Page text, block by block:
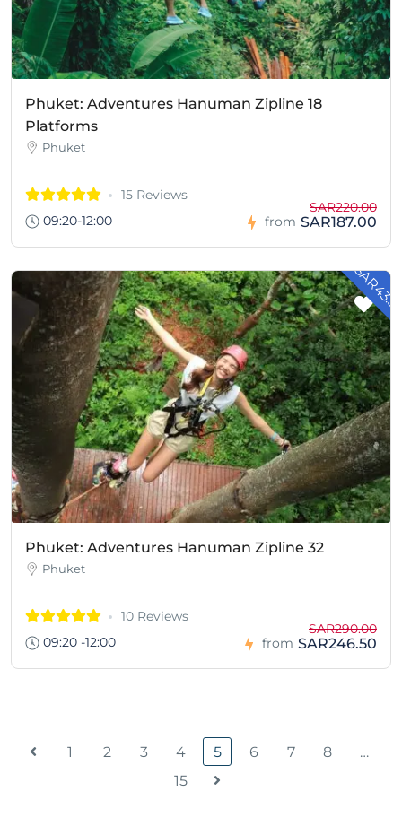
Phuket: Adventures Hanuman Zipline 18
Platforms
Phuket
15 Reviews
09:20-12:00
from
SAR220.00
SAR187.00
-
Phuket: Adventures Hanuman Zipline 32
Phuket
10 Reviews
09:20 -12:00
from
SAR290.00
SAR246.50
1 2 3 4 5 6 7 8
…
15